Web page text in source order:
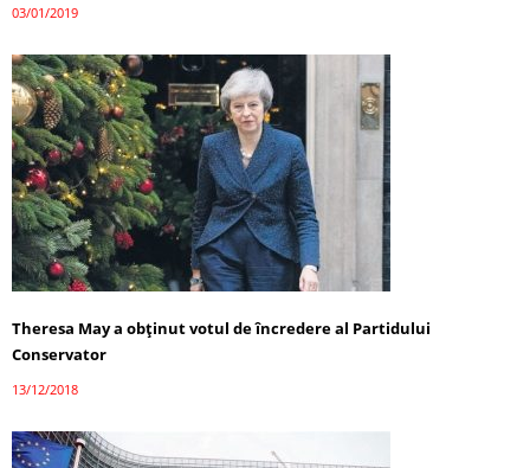
03/01/2019
Theresa May a obţinut votul de încredere al Partidului
Conservator
13/12/2018